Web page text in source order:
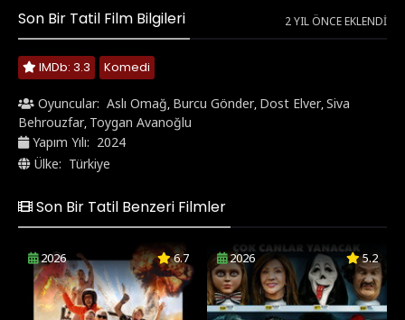
Son Bir Tatil Film Bilgileri 2 YIL ÖNCE EKLENDI
IMDb: 3.3 Komedi
Oyuncular: Aslı Omağ, Burcu Gönder, Dost Elver,Siva
Behrouzfar, Toygan Avanoğlu
Yapım Yılı: 2024
Ülke: Türkiye
Son Bir Tatil Benzeri Filmler
2026 6.7 2026 5.2